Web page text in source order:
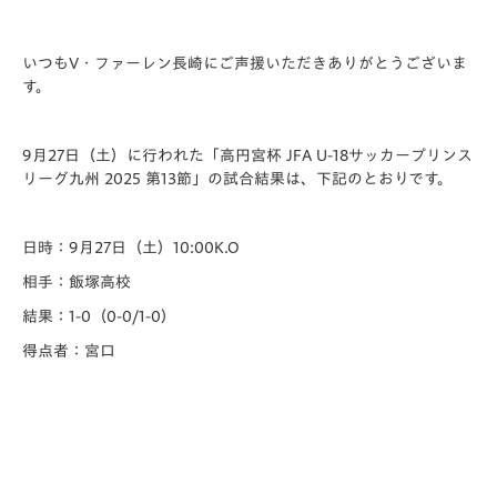
いつもV・ファーレン長崎にご声援いただきありがとうございま
す。
9月27日（土）に行われた「️高円宮杯 JFA U-18サッカープリンス
リーグ九州 2025 第13節」の試合結果は、下記のとおりです。
日時：9月27日（土）10:00K.O
相手：飯塚高校
結果：1-0（0-0/1-0）
得点者：宮口